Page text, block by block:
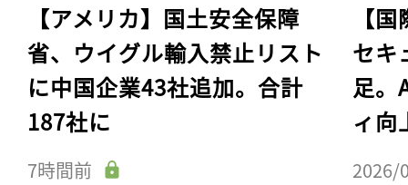
【アメリカ】国土安全保障
省、ウイグル輸入禁止リスト
に中国企業43社追加。合計
187社に
7時間前
【
セキ
足。
ィ向
2026/